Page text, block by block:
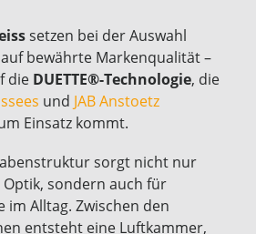
setzen bei der Auswahl
bewährte Markenqualität –
die DUETTE®-Technologie, die
und JAB Anstoetz
Einsatz kommt.
sorgt nicht nur
sondern auch für
Alltag. Zwischen den
entsteht eine Luftkammer,